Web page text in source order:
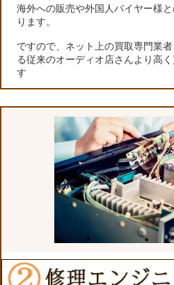
海外への販売や外国人バイヤー様
ります。
ですので、ネット上の買取専門業
る従来のオーディオ店さんより高
す